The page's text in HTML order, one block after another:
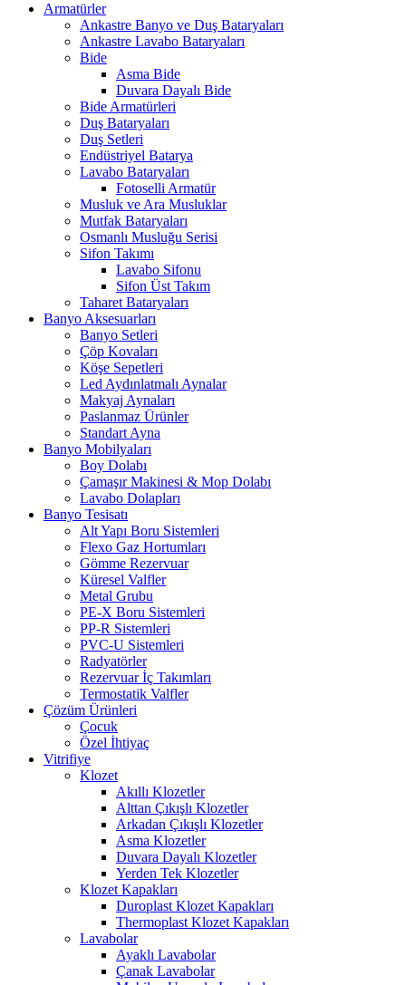
Armatürler
Ankastre Banyo ve Duş Bataryaları
Ankastre Lavabo Bataryaları
Bide
Asma Bide
Duvara Dayalı Bide
Bide Armatürleri
Duş Bataryaları
Duş Setleri
Endüstriyel Batarya
Lavabo Bataryaları
Fotoselli Armatür
Musluk ve Ara Musluklar
Mutfak Bataryaları
Osmanlı Musluğu Serisi
Sifon Takımı
Lavabo Sifonu
Sifon Üst Takım
Taharet Bataryaları
Banyo Aksesuarları
Banyo Setleri
Çöp Kovaları
Köşe Sepetleri
Led Aydınlatmalı Aynalar
Makyaj Aynaları
Paslanmaz Ürünler
Standart Ayna
Banyo Mobilyaları
Boy Dolabı
Çamaşır Makinesi & Mop Dolabı
Lavabo Dolapları
Banyo Tesisatı
Alt Yapı Boru Sistemleri
Flexo Gaz Hortumları
Gömme Rezervuar
Küresel Valfler
Metal Grubu
PE-X Boru Sistemleri
PP-R Sistemleri
PVC-U Sistemleri
Radyatörler
Rezervuar İç Takımları
Termostatik Valfler
Çözüm Ürünleri
Çocuk
Özel İhtiyaç
Vitrifiye
Klozet
Akıllı Klozetler
Alttan Çıkışlı Klozetler
Arkadan Çıkışlı Klozetler
Asma Klozetler
Duvara Dayalı Klozetler
Yerden Tek Klozetler
Klozet Kapakları
Duroplast Klozet Kapakları
Thermoplast Klozet Kapakları
Lavabolar
Ayaklı Lavabolar
Çanak Lavabolar